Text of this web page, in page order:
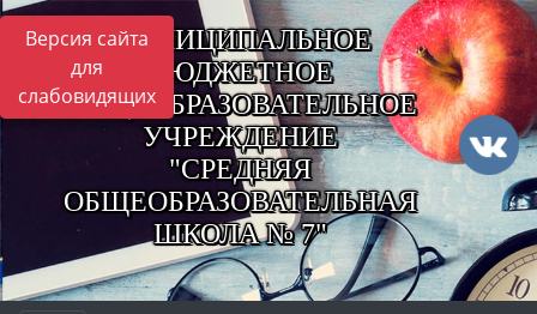
Версия сайта
для
слабовидящих
МУНИЦИПАЛЬНОЕ
БЮДЖЕТНОЕ
ОБЩЕОБРАЗОВАТЕЛЬНОЕ
УЧРЕЖДЕНИЕ
"СРЕДНЯЯ
ОБЩЕОБРАЗОВАТЕЛЬНАЯ
ШКОЛА № 7"